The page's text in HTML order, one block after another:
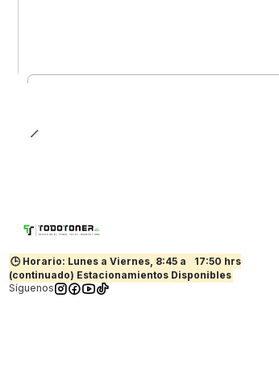
🕒 Horario: Lunes a Viernes, 8:45 a
17:50 hrs
(continuado) Estacionamientos Disponibles
Síguenos